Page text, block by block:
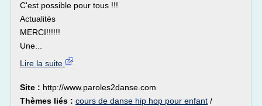
C'est possible pour tous !!!
Actualités
MERCI!!!!!!
Une...
Lire la suite
Site : http://www.paroles2danse.com
Thèmes liés : cours de danse hip hop pour enfant /